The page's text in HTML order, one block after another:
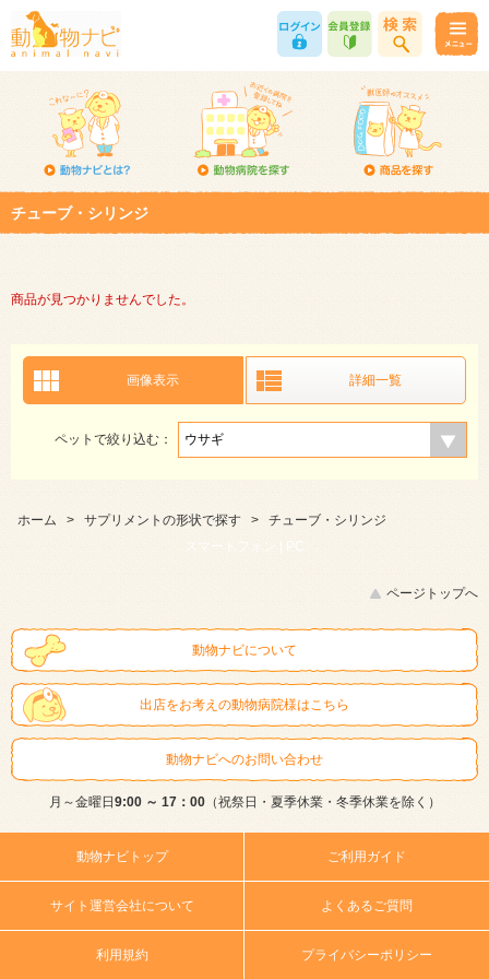
チューブ・シリンジ
商品が見つかりませんでした。
画像表示 詳細一覧
ペットで絞り込む：
ホーム > サプリメントの形状で探す >
チューブ・シリンジ
スマートフォン |
PC
ページトップへ
動物ナビについて
出店をお考えの動物病院様はこちら
動物ナビへのお問い合わせ
月～金曜日 9:00 ～ 17：00（祝祭日・夏季休業・冬季休業を除く）
動物ナビトップ ご利用ガイド
サイト運営会社について よくあるご質問
利用規約 プライバシーポリシー